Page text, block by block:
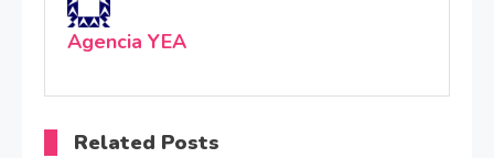
Agencia YEA
Related Posts